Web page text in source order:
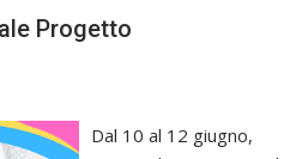
Progetto
Dal 10 al 12 giugno,